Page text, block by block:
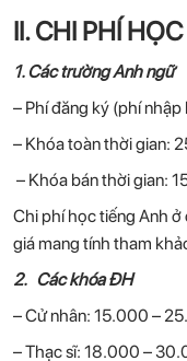
II. CHI PHÍ
1. Các trường Anh ngữ
– Phí đăng ký (phí
– Khóa toàn thời gian:
– Khóa bán thời gian:
Chi phí học tiếng Anh
giá mang tính tham
2. Các khóa ĐH
– Cử nhân: 15.000 –
– Thạc sĩ: 18.000 –